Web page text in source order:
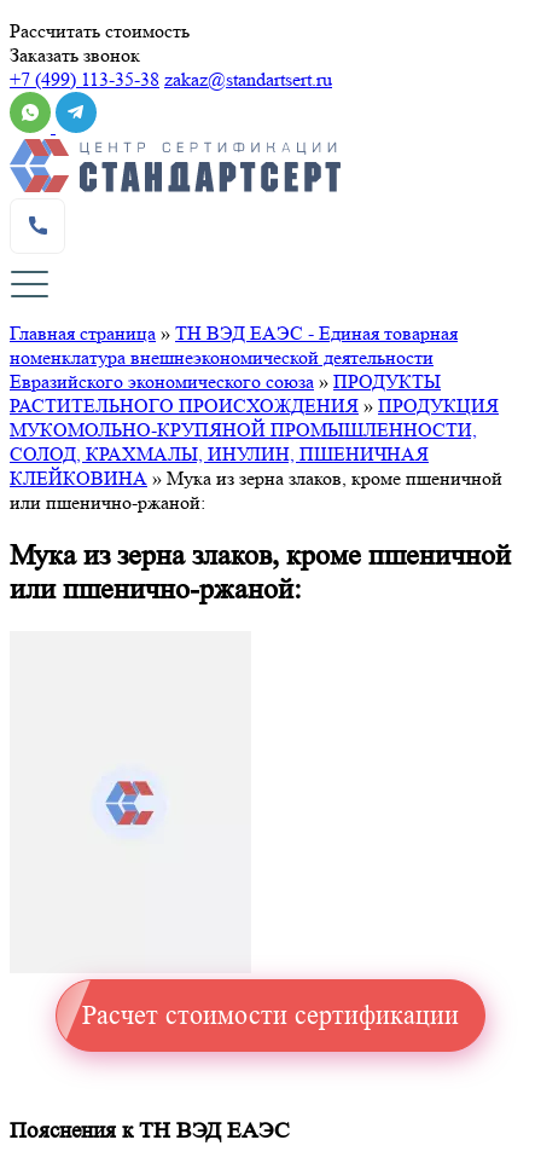
Рассчитать стоимость
Заказать звонок
+7 (499) 113-35-38 zakaz@standartsert.ru
Главная страница » ТН ВЭД ЕАЭС - Единая товарная
номенклатура внешнеэкономической деятельности
Евразийского экономического союза » ПРОДУКТЫ
РАСТИТЕЛЬНОГО ПРОИСХОЖДЕНИЯ » ПРОДУКЦИЯ
МУКОМОЛЬНО-КРУПЯНОЙ ПРОМЫШЛЕННОСТИ,
СОЛОД, КРАХМАЛЫ, ИНУЛИН, ПШЕНИЧНАЯ
КЛЕЙКОВИНА » Мука из зерна злаков, кроме пшеничной
или пшенично-ржаной:
Мука из зерна злаков, кроме пшеничной
или пшенично-ржаной:
Расчет стоимости сертификации
Пояснения к ТН ВЭД ЕАЭС